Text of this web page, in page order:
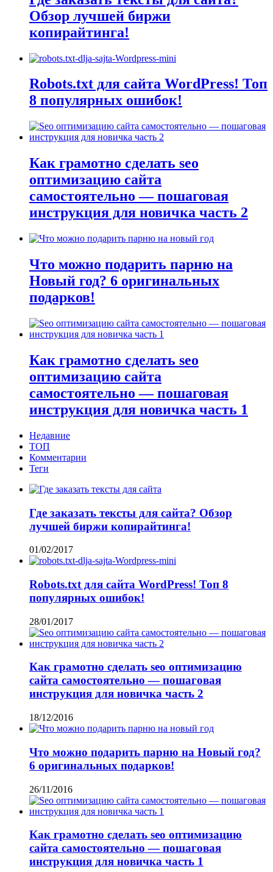
Обзор лучшей биржи
копирайтинга!
Robots.txt для сайта WordPress! Топ
8 популярных ошибок!
Как грамотно сделать seo
оптимизацию сайта
самостоятельно — пошаговая
инструкция для новичка часть 2
Что можно подарить парню на
Новый год? 6 оригинальных
подарков!
Как грамотно сделать seo
оптимизацию сайта
самостоятельно — пошаговая
инструкция для новичка часть 1
Недавние
ТОП
Комментарии
Теги
Где заказать тексты для сайта? Обзор
лучшей биржи копирайтинга!
01/02/2017
Robots.txt для сайта WordPress! Топ 8
популярных ошибок!
28/01/2017
Как грамотно сделать seo оптимизацию
сайта самостоятельно — пошаговая
инструкция для новичка часть 2
18/12/2016
Что можно подарить парню на Новый год?
6 оригинальных подарков!
26/11/2016
Как грамотно сделать seo оптимизацию
сайта самостоятельно — пошаговая
инструкция для новичка часть 1